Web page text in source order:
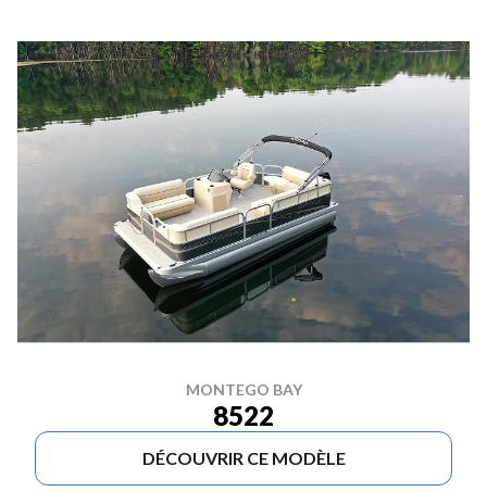
MONTEGO BAY
8522
DÉCOUVRIR CE MODÈLE